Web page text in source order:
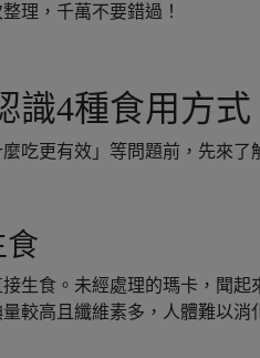
理，千萬不要錯過！
4種食用方式
吃更有效」等問題前，先來了
食
生食。未經處理的瑪卡，聞起
較高且纖維素多，人體難以消